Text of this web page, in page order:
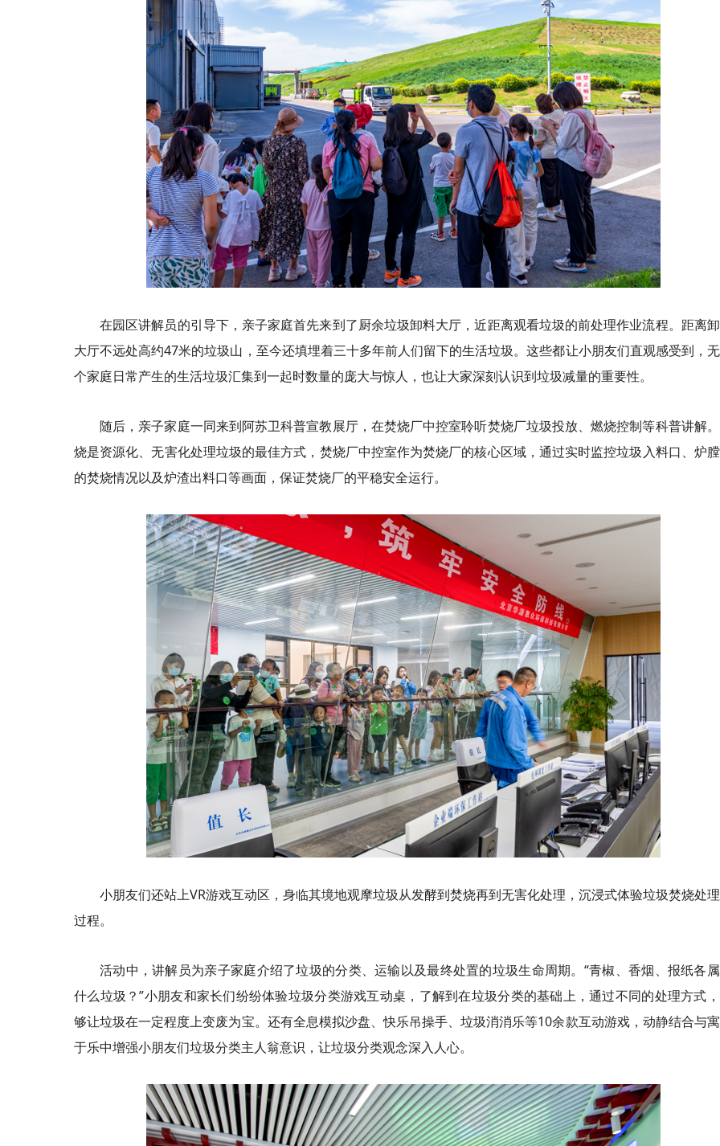
在园区讲解员的引导下，亲子家庭首先来到了厨余垃圾卸料大厅，近距离观看垃圾的前处理作业流程。距离
大厅不远处高约47米的垃圾山，至今还填埋着三十多年前人们留下的生活垃圾。这些都让小朋友们直观感受到，
个家庭日常产生的生活垃圾汇集到一起时数量的庞大与惊人，也让大家深刻认识到垃圾减量的重要性。
随后，亲子家庭一同来到阿苏卫科普宣教展厅，在焚烧厂中控室聆听焚烧厂垃圾投放、燃烧控制等科普讲解
烧是资源化、无害化处理垃圾的最佳方式，焚烧厂中控室作为焚烧厂的核心区域，通过实时监控垃圾入料口、炉
的焚烧情况以及炉渣出料口等画面，保证焚烧厂的平稳安全运行。
小朋友们还站上VR游戏互动区，身临其境地观摩垃圾从发酵到焚烧再到无害化处理，沉浸式体验垃圾焚烧处
过程。
活动中，讲解员为亲子家庭介绍了垃圾的分类、运输以及最终处置的垃圾生命周期。“青椒、香烟、报纸各
什么垃圾？”小朋友和家长们纷纷体验垃圾分类游戏互动桌 ，了解到在垃圾分类的基础上，通过不同的处理方式
够让垃圾在一定程度上变废为宝。还有全息模拟沙盘、快乐吊操手、垃圾消消乐等10余款互动游戏，动静结合与
于乐中增强小朋友们垃圾分类主人翁意识，让垃圾分类观念深入人心。